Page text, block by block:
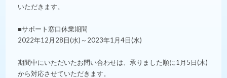
いただきます。
■サポート窓口休業期間
2022年12月28日(水)～2023年1月4日(水)
期間中にいただいたお問い合わせは、承りました順に1月5日(木)
から対応させていただきます。